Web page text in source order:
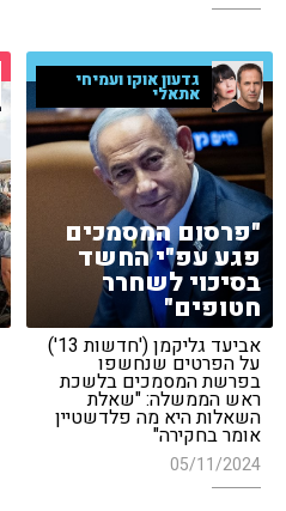
גדעון אוקו ועמיחי
אתאלי
"פרסום המסמכים
פגע עפ"י החשד
בסיכוי לשחרר
חטופים"
אביעד גליקמן ('חדשות 13')
על הפרטים שנחשפו
בפרשת המסמכים בלשכת
ראש הממשלה: "שאלת
השאלות היא מה פלדשטיין
אומר בחקירה"
05/11/2024